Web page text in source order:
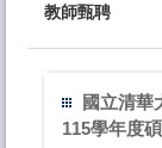
教師甄聘
國立清華
115學年度